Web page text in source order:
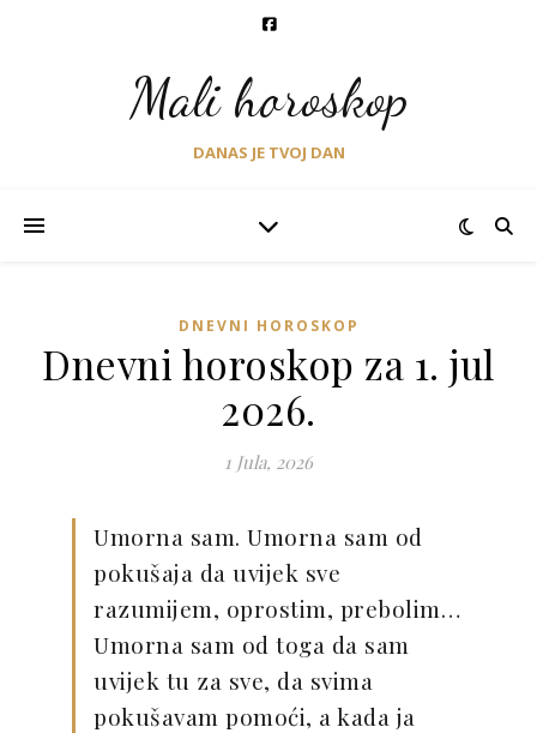
Mali horoskop
DANAS JE TVOJ DAN
DNEVNI HOROSKOP
Dnevni horoskop za 1. jul
2026.
1 Jula, 2026
Umorna sam. Umorna sam od
pokušaja da uvijek sve
razumijem, oprostim, prebolim…
Umorna sam od toga da sam
uvijek tu za sve, da svima
pokušavam pomoći, a kada ja